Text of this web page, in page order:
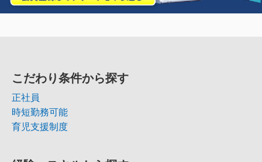
こだわり条件から探す
正社員
時短勤務可能
育児支援制度